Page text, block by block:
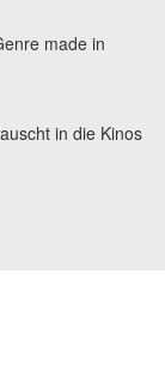
made in
in die Kinos